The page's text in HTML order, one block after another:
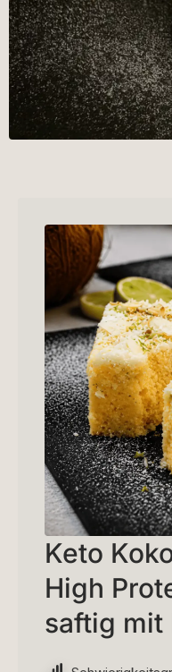
Keto
High
saftig mit